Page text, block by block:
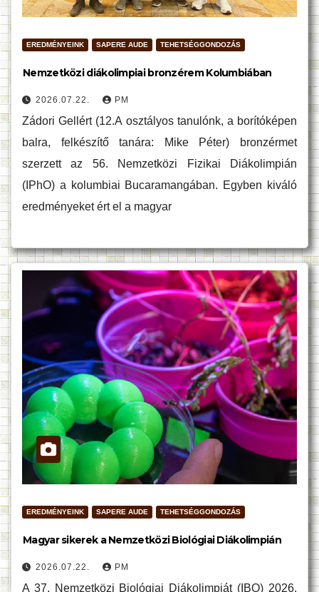
EREDMÉNYEINK SAPERE AUDE TEHETSÉGGONDOZÁS
Nemzetközi diákolimpiai bronzérem Kolumbiában
2026.07.22. PM
Zádori Gellért (12.A osztályos tanulónk, a borítóképen
balra, felkészítő tanára: Mike Péter) bronzérmet
szerzett az 56. Nemzetközi Fizikai Diákolimpián
(IPhO) a kolumbiai Bucaramangában. Egyben kiváló
eredményeket ért el a magyar
EREDMÉNYEINK SAPERE AUDE TEHETSÉGGONDOZÁS
Magyar sikerek a Nemzetközi Biológiai Diákolimpián
2026.07.22. PM
A 37. Nemzetközi Biológiai Diákolimpiát (IBO) 2026.